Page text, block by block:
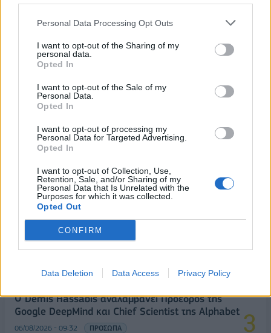
Personal Data Processing Opt Outs
I want to opt-out of the Sharing of my
personal data.
Opted In
I want to opt-out of the Sale of my
Personal Data.
Opted In
I want to opt-out of processing my
Personal Data for Targeted Advertising.
Opted In
I want to opt-out of Collection, Use,
Retention, Sale, and/or Sharing of my
Personal Data that Is Unrelated with the
Purposes for which it was collected.
Opted Out
CONFIRM
Data Deletion Data Access Privacy Policy
ΟΛΕΣ ΟΙ ΕΙΔΗΣΕΙΣ
ΔΗΜΟΦΙΛΗ
18η συνεχόμενη χρονιά για τον ΟΤΕ στη διεθνή
σειρά δεικτών FTSE4Good
06/08/2026 - 14:40
Β.Σ. Καρούλιας: Τζίρος 98,7 εκατ. ευρώ και
06/08/2026 - 11:48 ΕΠΙΧΕΙΡΗΣΕΙΣ
Ο Demis Hassabis αναλαμβάνει Πρόεδρος της
Google DeepMind και Chief Scientist της Alphabet
06/08/2026 - 09:32 ΠΡΟΣΩΠΑ